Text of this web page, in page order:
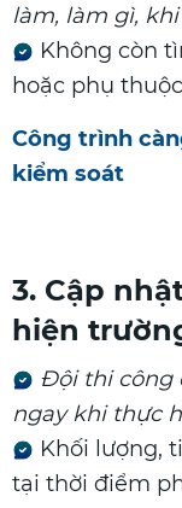
làm, làm gì, khi
Không còn
hoặc phụ
Công trình
kiểm soát
3. Cập
hiện
Đội thi công
ngay khi thực
Khối lượng,
tại thời điểm